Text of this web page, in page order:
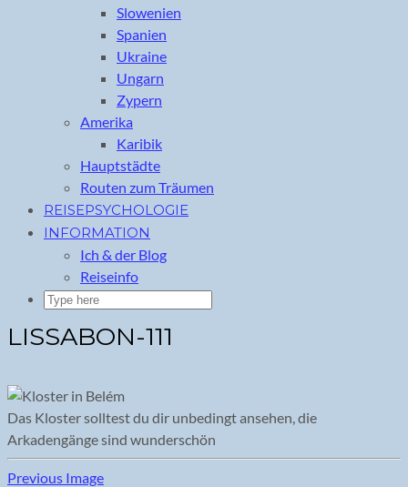
Slowenien
Spanien
Ukraine
Ungarn
Zypern
Amerika
Karibik
Hauptstädte
Routen zum Träumen
REISEPSYCHOLOGIE
INFORMATION
Ich & der Blog
Reiseinfo
LISSABON-111
Das Kloster solltest du dir unbedingt ansehen, die
Arkadengänge sind wunderschön
Previous Image